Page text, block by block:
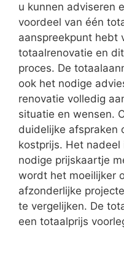
u kunnen adviseren
voordeel van één
aanspreekpunt hebt
totaalrenovatie en
proces. De
ook het nodige
renovatie volledig
situatie en wensen.
duidelijke afspraken
kostprijs. Het
nodige prijskaartje
wordt het moeilijker
afzonderlijke
te vergelijken. De
een totaalprijs